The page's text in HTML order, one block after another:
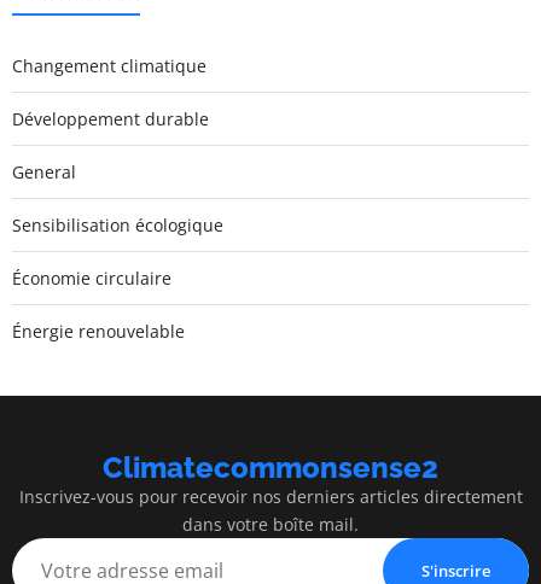
Changement climatique
Développement durable
General
Sensibilisation écologique
Économie circulaire
Énergie renouvelable
Climatecommonsense2
Inscrivez-vous pour recevoir nos derniers articles directement
dans votre boîte mail.
S'inscrire